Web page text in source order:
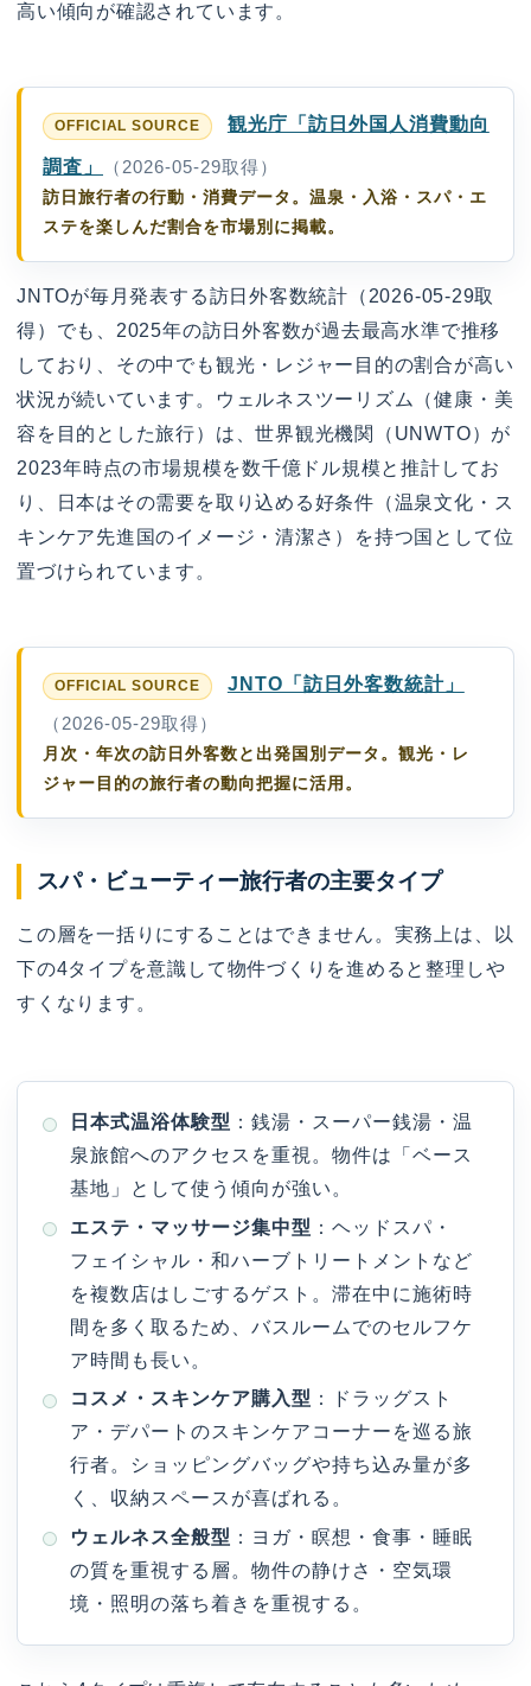
高い傾向が確認されています。
観光庁「訪日外国人消費動向
調査」
（2026-05-29取得）
訪日旅行者の行動・消費データ。温泉・入浴・スパ・エ
ステを楽しんだ割合を市場別に掲載。
JNTOが毎月発表する訪日外客数統計（2026-05-29取
得）でも、2025年の訪日外客数が過去最高水準で推移
しており、その中でも観光・レジャー目的の割合が高い
状況が続いています。ウェルネスツーリズム（健康・美
容を目的とした旅行）は、世界観光機関（UNWTO）が
2023年時点の市場規模を数千億ドル規模と推計してお
り、日本はその需要を取り込める好条件（温泉文化・ス
キンケア先進国のイメージ・清潔さ）を持つ国として位
置づけられています。
JNTO「訪日外客数統計」
（2026-05-29取得）
月次・年次の訪日外客数と出発国別データ。観光・レ
ジャー目的の旅行者の動向把握に活用。
スパ・ビューティー旅行者の主要タイプ
この層を一括りにすることはできません。実務上は、以
下の4タイプを意識して物件づくりを進めると整理しや
すくなります。
日本式温浴体験型 ：銭湯・スーパー銭湯・温
泉旅館へのアクセスを重視。物件は「ベース
基地」として使う傾向が強い。
エステ・マッサージ集中型 ：ヘッドスパ・
フェイシャル・和ハーブトリートメントなど
を複数店はしごするゲスト。滞在中に施術時
間を多く取るため、バスルームでのセルフケ
ア時間も長い。
コスメ・スキンケア購入型 ：ドラッグスト
ア・デパートのスキンケアコーナーを巡る旅
行者。ショッピングバッグや持ち込み量が多
く、収納スペースが喜ばれる。
ウェルネス全般型 ：ヨガ・瞑想・食事・睡眠
の質を重視する層。物件の静けさ・空気環
境・照明の落ち着きを重視する。